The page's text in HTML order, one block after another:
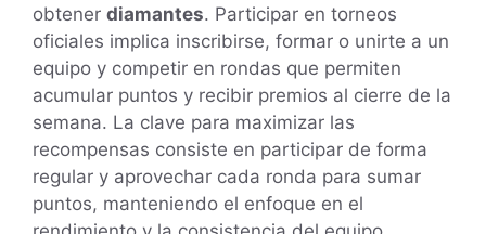
obtener diamantes. Participar en torneos
oficiales implica inscribirse, formar o unirte a un
equipo y competir en rondas que permiten
acumular puntos y recibir premios al cierre de la
semana. La clave para maximizar las
recompensas consiste en participar de forma
regular y aprovechar cada ronda para sumar
puntos, manteniendo el enfoque en el